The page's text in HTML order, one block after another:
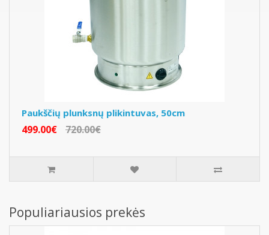
Paukščių plunksnų plikintuvas, 50cm
499.00€ 720.00€
Populiariausios prekės